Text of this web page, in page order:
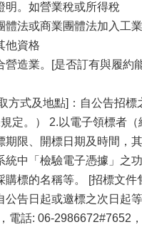
明。如營業稅或所得稅
體法或商業團體法加入工
他資格
營造業。[是否訂有與履約
方式及地點]：自公告招
定。） 2.以電子領標者
期限、開標日期及時間，
統中「檢驗電子憑據」之
購標的名稱等。 [招標文
公告日起或邀標之次日起
電話: 06-2986672#7652